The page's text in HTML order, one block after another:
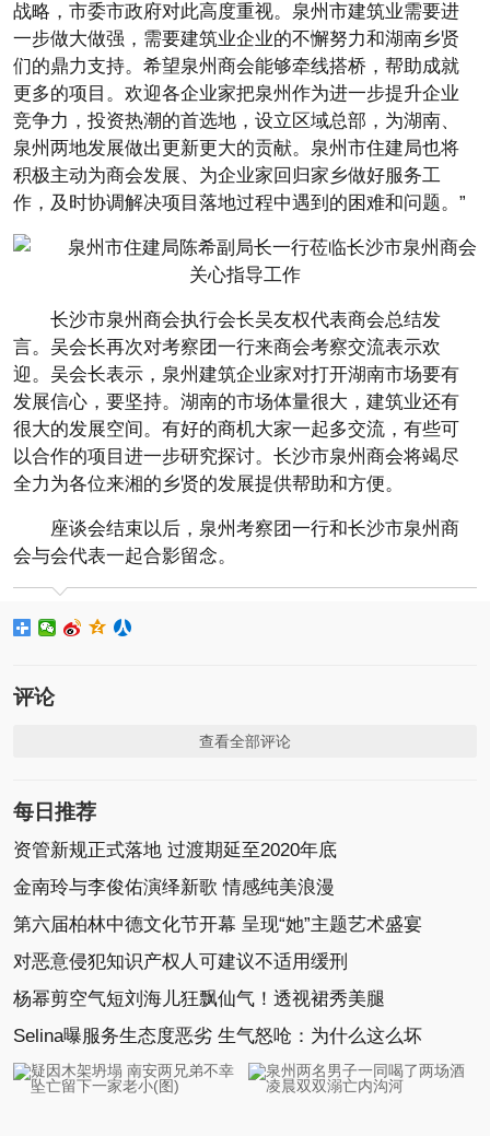
战略，市委市政府对此高度重视。泉州市建筑业需要进
一步做大做强，需要建筑业企业的不懈努力和湖南乡贤
们的鼎力支持。希望泉州商会能够牵线搭桥，帮助成就
更多的项目。欢迎各企业家把泉州作为进一步提升企业
竞争力，投资热潮的首选地，设立区域总部，为湖南、
泉州两地发展做出更新更大的贡献。泉州市住建局也将
积极主动为商会发展、为企业家回归家乡做好服务工
作，及时协调解决项目落地过程中遇到的困难和问题。”
长沙市泉州商会执行会长吴友权代表商会总结发
言。吴会长再次对考察团一行来商会考察交流表示欢
迎。吴会长表示，泉州建筑企业家对打开湖南市场要有
发展信心，要坚持。湖南的市场体量很大，建筑业还有
很大的发展空间。有好的商机大家一起多交流，有些可
以合作的项目进一步研究探讨。长沙市泉州商会将竭尽
全力为各位来湘的乡贤的发展提供帮助和方便。
座谈会结束以后，泉州考察团一行和长沙市泉州商
会与会代表一起合影留念。
评论
查看全部评论
每日推荐
资管新规正式落地 过渡期延至2020年底
金南玲与李俊佑演绎新歌 情感纯美浪漫
第六届柏林中德文化节开幕 呈现“她”主题艺术盛宴
对恶意侵犯知识产权人可建议不适用缓刑
杨幂剪空气短刘海儿狂飘仙气！透视裙秀美腿
Selina曝服务生态度恶劣 生气怒呛：为什么这么坏